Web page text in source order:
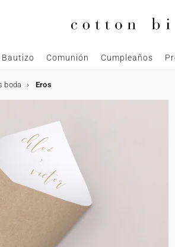
Bautizo Comunión Cumpleaños
boda Eros